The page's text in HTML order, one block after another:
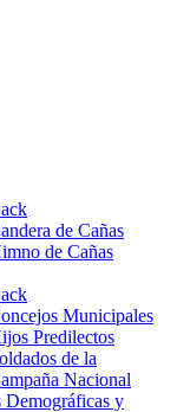
de Cañas
de Cañas
Municipales
Predilectos
de la
Nacional
Demográficas y